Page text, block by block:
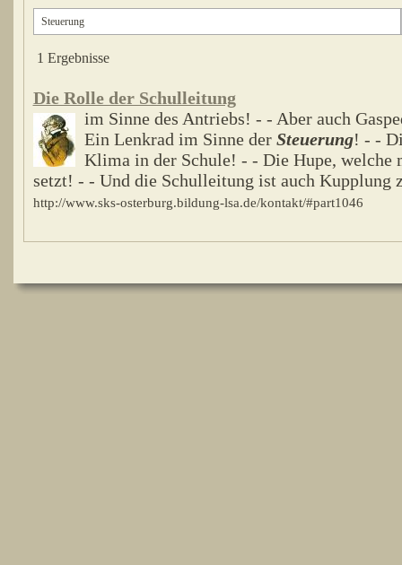
1 Ergebnisse
Die Rolle der Schulleitung
im Sinne des Antriebs! - - Aber auch
Ein Lenkrad im Sinne der Steuerung! - -
Klima in der Schule! - - Die Hupe, welche
setzt! - - Und die Schulleitung ist auch Kupplung
http://www.sks-osterburg.bildung-lsa.de/kontakt/#part1046